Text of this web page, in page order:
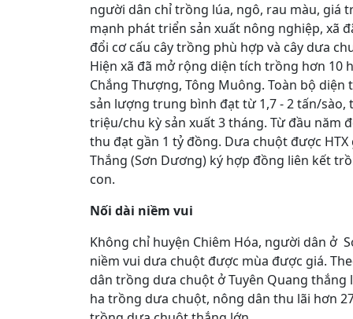
người dân chỉ trồng lúa, ngô, rau màu, giá
mạnh phát triển sản xuất nông nghiệp, xã
đổi cơ cấu cây trồng phù hợp và cây dưa
Hiện xã đã mở rộng diện tích trồng hơn 10
Chắng Thượng, Tông Muông. Toàn bộ
sản lượng trung bình đạt từ 1,7 - 2 tấn/
triệu/chu kỳ sản xuất 3 tháng. Từ đầu năm
thu đạt gần 1 tỷ đồng. Dưa chuột được
Thắng (Sơn Dương) ký hợp đồng liên kết
con.
Nối dài niềm vui
Không chỉ huyện Chiêm Hóa, người dân ở
niềm vui dưa chuột được mùa được giá.
dân trồng dưa chuột ở Tuyên Quang thắng
ha trồng dưa chuột, nông dân thu lãi hơn